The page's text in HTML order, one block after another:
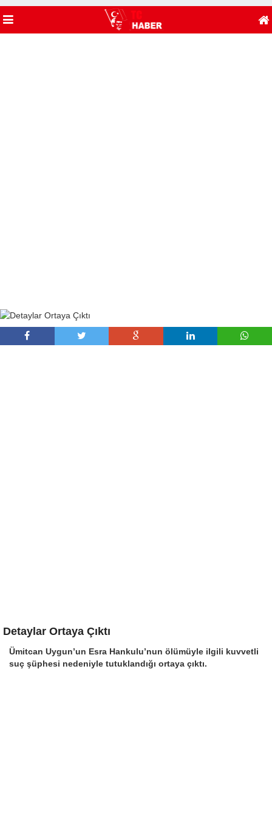
Detaylar Ortaya Çıktı
Ümitcan Uygun’un Esra Hankulu’nun ölümüyle ilgili kuvvetli
suç şüphesi nedeniyle tutuklandığı ortaya çıktı.